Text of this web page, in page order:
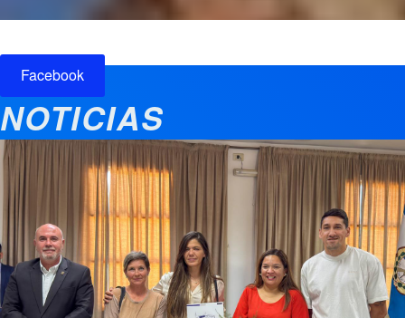
Facebook
NOTICIAS